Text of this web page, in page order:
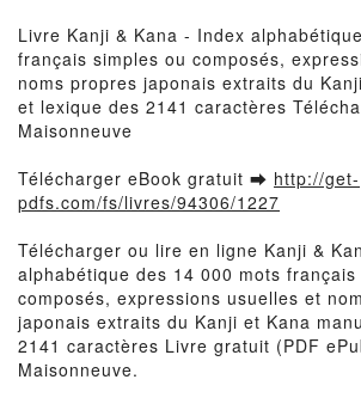
Livre Kanji & Kana - Index
français simples ou composés,
noms propres japonais extraits du
et lexique des 2141 caractères
Maisonneuve
Télécharger eBook gratuit ➡ http://get-
pdfs.com/fs/livres/94306/1227
Télécharger ou lire en ligne Kanji &
alphabétique des 14 000 mots français
composés, expressions usuelles et
japonais extraits du Kanji et Kana
2141 caractères Livre gratuit (PDF
Maisonneuve.